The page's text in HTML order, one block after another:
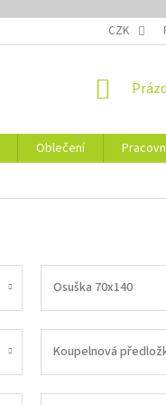
NÁVODY
CZK
Oblečení
Osuška 70x140
Koupelnová